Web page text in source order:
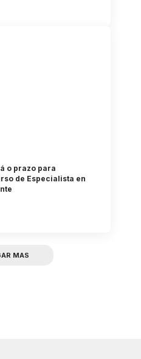
o prazo para
de Especialista en
MAS